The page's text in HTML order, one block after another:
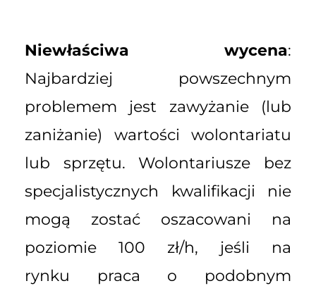
Niewłaściwa wycena:
Najbardziej powszechnym
problemem jest zawyżanie (lub
zaniżanie) wartości wolontariatu
lub sprzętu. Wolontariusze bez
specjalistycznych kwalifikacji nie
mogą zostać oszacowani na
poziomie 100 zł/h, jeśli na
rynku praca o podobnym